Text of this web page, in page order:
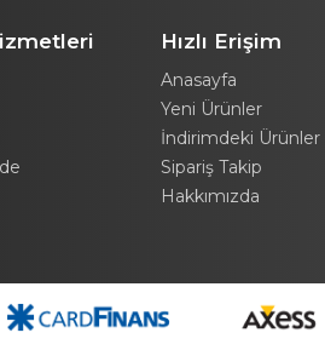
Hızlı Erişim
Anasayfa
Yeni Ürünler
İndirimdeki Ürünler
Sipariş Takip
Hakkımızda